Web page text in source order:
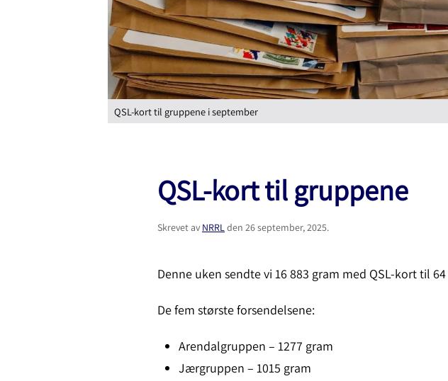
QSL-kort til gruppene i september
QSL-kort til gruppene
Skrevet av NRRLden 26 september, 2025.
Denne uken sendte vi 16 883 gram med QSL-kort til
De fem største forsendelsene:
Arendalgruppen – 1277 gram
Jærgruppen – 1015 gram